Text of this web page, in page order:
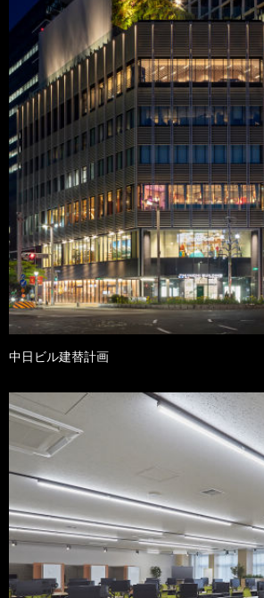
中日ビル建替計画